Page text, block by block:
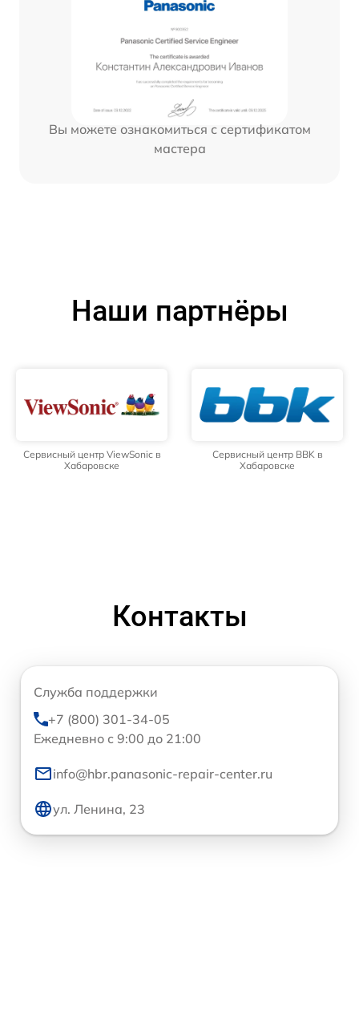
Вы можете ознакомиться с сертификатом
мастера
Наши партнёры
Сервисный центр ViewSonic в
Хабаровске
Сервисный центр BBK в
Хабаровске
Контакты
Служба поддержки
+7 (800) 301-34-05
Ежедневно с 9:00 до 21:00
info@hbr.panasonic-repair-center.ru
ул. Ленина, 23